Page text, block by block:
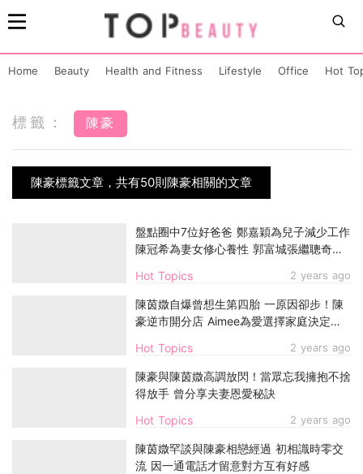
Home Beauty Health and Fitness Lifestyle Office Hot
標籤： 陳豪
陳豪標籤文章，共有50則陳豪相關的文章
Hot Topics 2 years ago
盤點圈中7位好爸爸 鄭嘉穎為兒子減少工作
陳冠希為妻女修心養性 郭富城張繼聰奇招
Hot Topics 2 years ago
陳茵媺自爆曾想生第四胎 一原因卻步！陳
豪逆市開分店 Aimee為愛選擇家庭決定無
Hot Topics 2 years ago
陳豪與陳茵媺高調放閃！當眾忘我擁抱不捨
得放手 曾分享夫妻恩愛秘訣
陳茵媺罕談與陳豪相戀經過 初相識時零交
流 因一通電話才留意對方互有好感